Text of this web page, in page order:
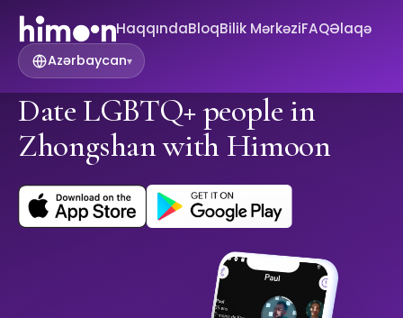
HaqqındaBloqBilik MərkəziFAQƏlaqə
Azərbaycan▾
Date LGBTQ+ people in
Zhongshan with Himoon